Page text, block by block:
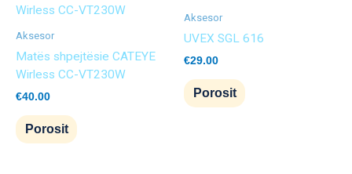
Aksesor
Matës shpejtësie CATEYE
Wirless CC-VT230W
€40.00
Porosit
Aksesor
UVEX SGL 616
€29.00
Porosit